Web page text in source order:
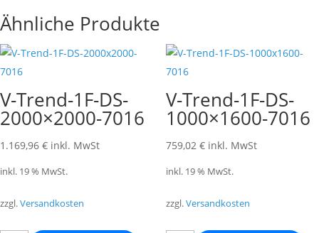
Ähnliche Produkte
V-Trend-1F-DS-
2000×2000-7016
1.169,96 € inkl. MwSt
inkl. 19 % MwSt.
zzgl.Versandkosten
V-Trend-1F-DS-
1000×1600-7016
759,02 € inkl. MwSt
inkl. 19 % MwSt.
zzgl.Versandkosten